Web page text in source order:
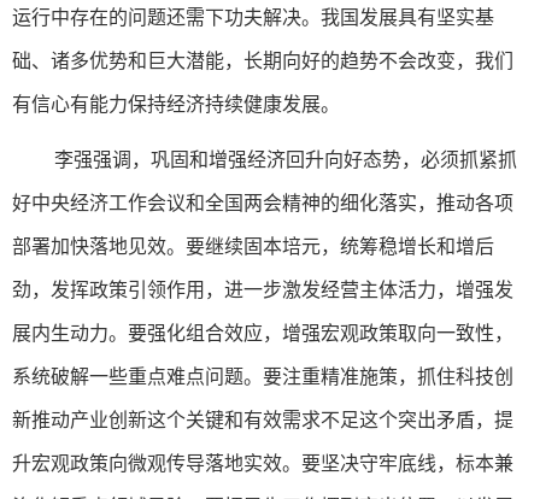
运行中存在的问题还需下功夫解决。我国发展具有坚实基
础、诸多优势和巨大潜能，长期向好的趋势不会改变，我们
有信心有能力保持经济持续健康发展。
李强强调，巩固和增强经济回升向好态势，必须抓紧抓
好中央经济工作会议和全国两会精神的细化落实，推动各项
部署加快落地见效。要继续固本培元，统筹稳增长和增后
劲，发挥政策引领作用，进一步激发经营主体活力，增强发
展内生动力。要强化组合效应，增强宏观政策取向一致性，
系统破解一些重点难点问题。要注重精准施策，抓住科技创
新推动产业创新这个关键和有效需求不足这个突出矛盾，提
升宏观政策向微观传导落地实效。要坚决守牢底线，标本兼